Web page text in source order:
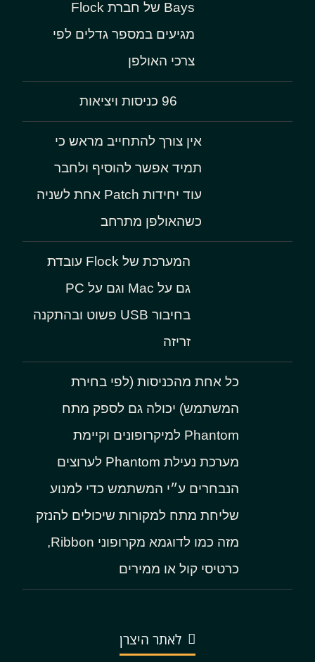
Bays של חברת Flock
מגיעים במספר גדלים לפי
צרכי האולפן
96 כניסות ויציאות
אין צורך להתחייב מראש כי
תמיד אפשר להוסיף ולחבר
עוד יחידות Patch אחת לשניה
כשהאולפן מתרחב
המערכת של Flock עובדת
גם על Mac וגם על PC
בחיבור USB פשוט ובהתקנה
זריזה
כל אחת מהכניסות (לפי בחירת
המשתמש) יכולה גם לספק מתח
Phantom למיקרופונים וקיימת
מערכת נעילת Phantom לערוצים
הנבחרים ע״י המשתמש כדי למנוע
שליחת מתח למקורות שיכולים להנזק
מזה כמו לדוגמא מקרופוני Ribbon,
כרטיסי קול או ממירים
לאתר היצרן